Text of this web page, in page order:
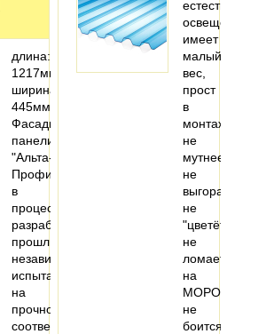
длина:
1217мм;
ширина:
445мм
Фасадные
панели
"Альта-
Профиль"
в
процессе
разработки
прошли
независимые
испытания
на
прочность
соответствуют
естественное
освещение
имеет
малый
вес,
прост
в
монтаже
не
мутнеет,
не
выгорает,
не
"цветёт"
не
ломается
на
МОРОЗе,
не
боится